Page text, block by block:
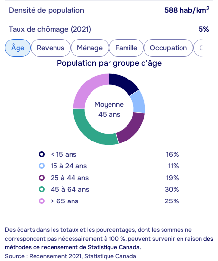
Densité de population 588 hab/km2
Taux de chômage (2021) 5%
Âge Revenus Ménage Famille Occupation
Population par groupe d'âge
Moyenne
45 ans
< 15 ans
16%
15 à 24 ans
11%
25 à 44 ans
19%
45 à 64 ans
30%
> 65 ans
25%
Des écarts dans les totaux et les pourcentages, dont les sommes ne
correspondent pas nécessairement à 100 %, peuvent survenir en raisondes
méthodes de recensement de Statistique Canada.
Source : Recensement 2021, Statistique Canada